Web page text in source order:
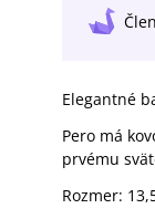
Elegantné
Pero má
prvému
Rozmer: